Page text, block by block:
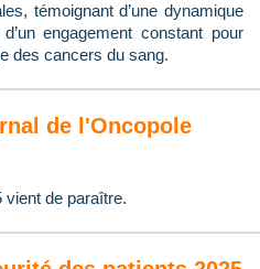
témoignant d’une dynamique
engagement constant pour
des cancers du sang.
de l'Oncopole
vient de paraître.